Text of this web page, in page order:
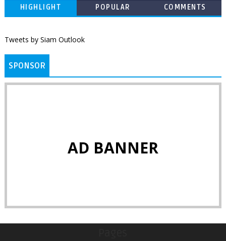
HIGHLIGHT POPULAR COMMENTS
Tweets by Siam Outlook
SPONSOR
AD BANNER